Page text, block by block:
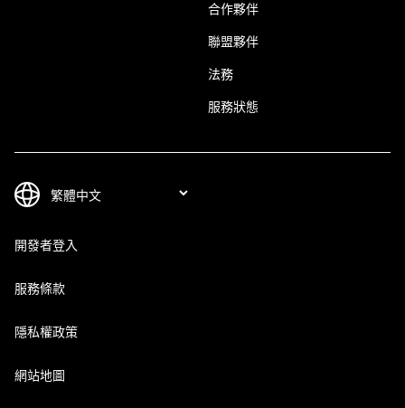
合作夥伴
聯盟夥伴
法務
服務狀態
開發者登入
服務條款
隱私權政策
網站地圖